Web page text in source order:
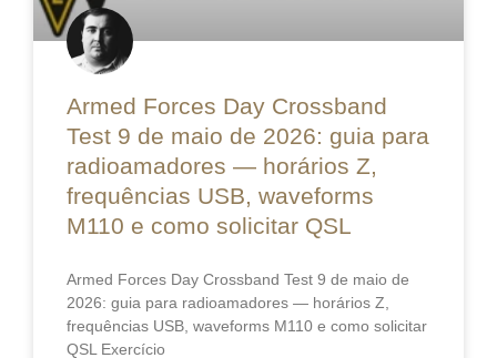
Armed Forces Day Crossband
Test 9 de maio de 2026: guia para
radioamadores — horários Z,
frequências USB, waveforms
M110 e como solicitar QSL
Armed Forces Day Crossband Test 9 de maio de
2026: guia para radioamadores — horários Z,
frequências USB, waveforms M110 e como solicitar
QSL Exercício